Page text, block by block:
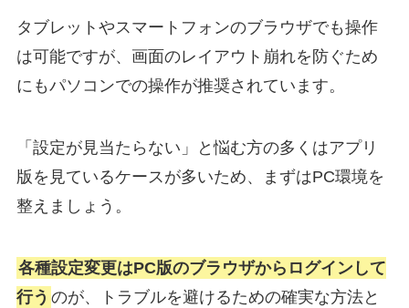
タブレットやスマートフォンのブラウザでも操作
は可能ですが、画面のレイアウト崩れを防ぐため
にもパソコンでの操作が推奨されています。
「設定が見当たらない」と悩む方の多くはアプリ
版を見ているケースが多いため、まずはPC環境を
整えましょう。
各種設定変更はPC版のブラウザからログインして
行う のが、トラブルを避けるための確実な方法と